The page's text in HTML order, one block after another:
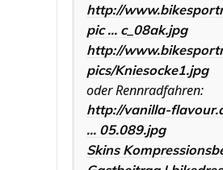
http://
pic ... c_08ak.jpg
http://
pics/Kniesocke1.jpg
oder Rennradfahren:
http://vanilla-
... 05.089.jpg
Skins